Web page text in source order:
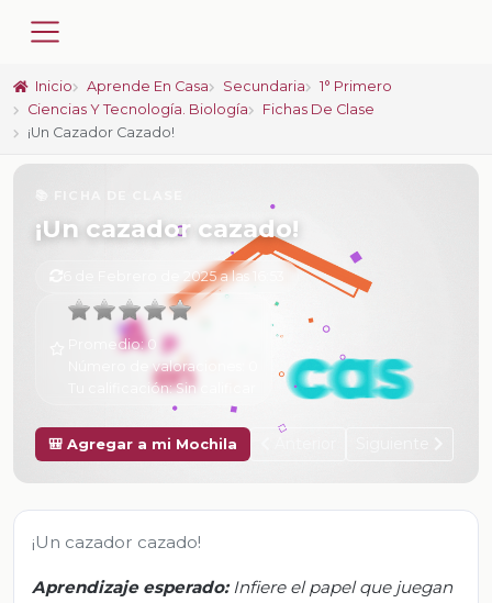
Inicio Aprende En Casa Secundaria
1° Primero
Ciencias Y Tecnología. Biología
Fichas De Clase
¡Un Cazador Cazado!
¡Un cazador cazado!
6 de Febrero de 2025 a las 16:53
Promedio:0
Número de valoraciones:
Tu calificación:Sin calificar
🎒 Agregar a mi Mochila
¡Un cazador cazado!
Aprendizaje esperado:Infiere el papel que juegan